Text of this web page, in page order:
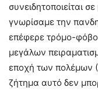
συνειδητοποιείται
γνωρίσαμε την
επέφερε τρόμο-
μεγάλων
εποχή των πολέμων
ζήτημα αυτό δεν